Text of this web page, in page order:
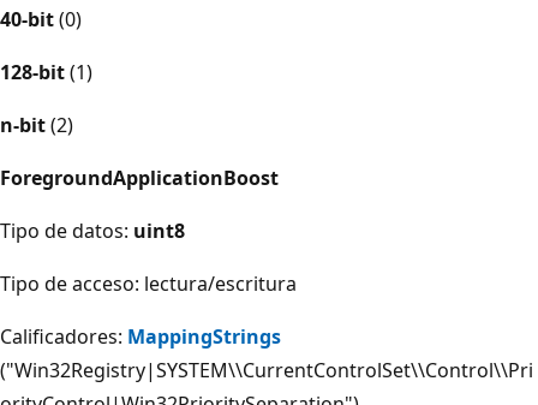
40-bit(0)
128-bit(1)
n-bit(2)
ForegroundApplicationBoost
Tipo de datos: uint8
Tipo de acceso: lectura/escritura
Calificadores: MappingStrings
("Win32Registry|SYSTEM\\CurrentControlSet\\Control\\Pri